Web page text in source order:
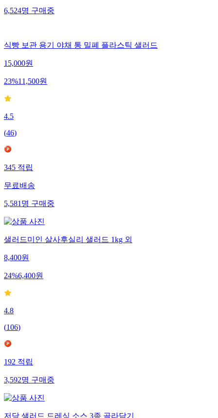
6,524명 구매중
식빵 보관 용기 야채 통 밀폐 플라스틱 샐러드
15,000원
23%11,500원
4.5
(46)
345적립
무료배송
5,581명구매중
샐러드미인 살사후실리 샐러드 1kg 외
8,400원
24%6,400원
4.8
(106)
192적립
3,592명구매중